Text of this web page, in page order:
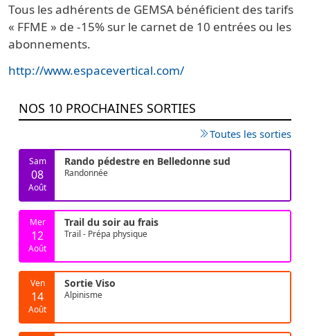
Tous les adhérents de GEMSA bénéficient des tarifs
« FFME » de -15% sur le carnet de 10 entrées ou les
abonnements.
http://www.espacevertical.com/
NOS 10 PROCHAINES SORTIES
Toutes les sorties
Sam
08
Août
Rando pédestre en Belledonne sud
Randonnée
Mer
12
Août
Trail du soir au frais
Trail - Prépa physique
Ven
14
Août
Sortie Viso
Alpinisme